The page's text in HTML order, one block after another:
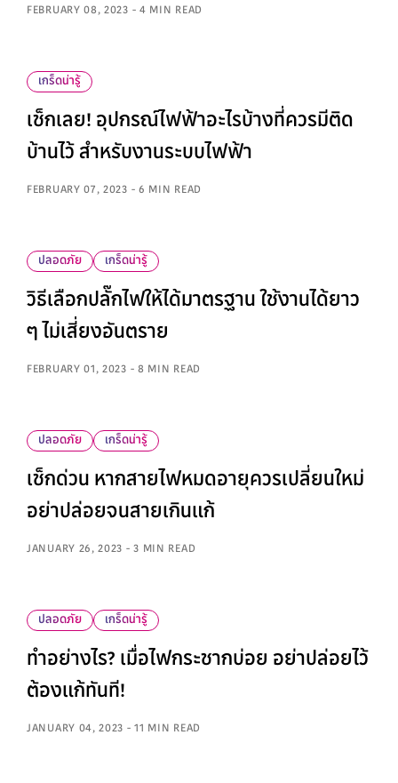
FEBRUARY 08, 2023 - 4 MIN READ
เกร็ดน่ารู้
เช็กเลย! อุปกรณ์ไฟฟ้าอะไรบ้างที่ควรมีติด
บ้านไว้ สำหรับงานระบบไฟฟ้า
FEBRUARY 07, 2023 - 6 MIN READ
ปลอดภัย เกร็ดน่ารู้
วิธีเลือกปลั๊กไฟให้ได้มาตรฐาน ใช้งานได้ยาว
ๆ ไม่เสี่ยงอันตราย
FEBRUARY 01, 2023 - 8 MIN READ
ปลอดภัย เกร็ดน่ารู้
เช็กด่วน หากสายไฟหมดอายุควรเปลี่ยนใหม่
อย่าปล่อยจนสายเกินแก้
JANUARY 26, 2023 - 3 MIN READ
ปลอดภัย เกร็ดน่ารู้
ทำอย่างไร? เมื่อไฟกระชากบ่อย อย่าปล่อยไว้
ต้องแก้ทันที!
JANUARY 04, 2023 - 11 MIN READ